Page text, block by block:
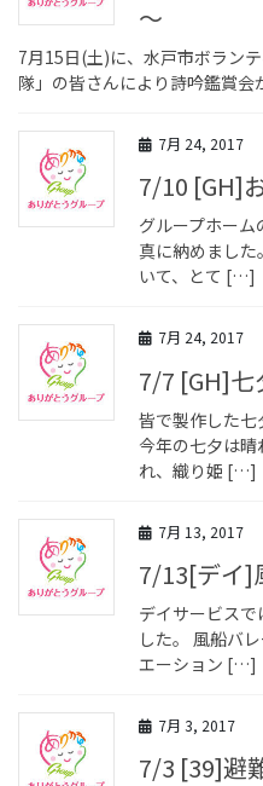
～
7月15日(土)に、水戸市ボラン
隊」の皆さんにより詩吟鑑賞
7月 24, 2017
7/10 [GH]
グループホー
真に納めました
いて、とて […]
7月 24, 2017
7/7 [GH]七
皆で製作した七
今年の七夕は
れ、織り姫 […]
7月 13, 2017
7/13[デイ]
デイサービス
した。 風船バ
エーション […]
7月 3, 2017
7/3 [39]避